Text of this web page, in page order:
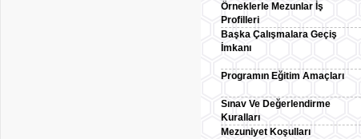
Örneklerle Mezunlar İş
Profilleri
Başka Çalışmalara Geçiş
İmkanı
Programın Eğitim Amaçları
Sınav Ve Değerlendirme
Kuralları
Mezuniyet Koşulları